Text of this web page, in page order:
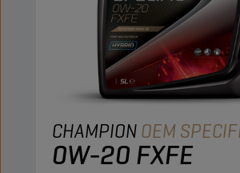
CHAMPIONOEM
0W-20 FXFE